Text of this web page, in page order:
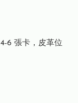
6 張卡，皮革位